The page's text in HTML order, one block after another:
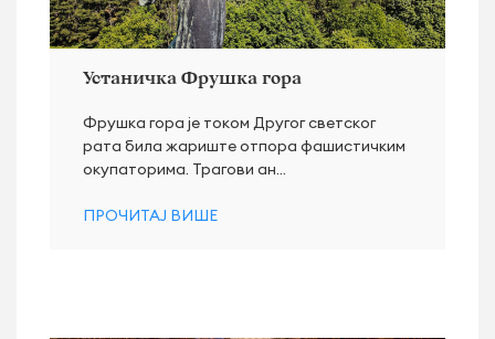
Устаничка Фрушка гора
Фрушка гора је током Другог светског
рата била жариште отпора фашистичким
окупаторима. Трагови ан...
ПРОЧИТАЈ ВИШЕ